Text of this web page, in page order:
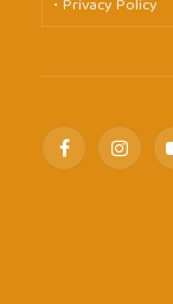
• Privacy Policy
Facebook